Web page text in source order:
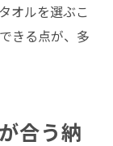
オルを選ぶこ
きる点が、多
合う納